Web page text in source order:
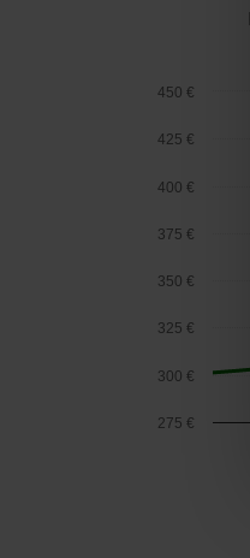
275 €
300 €
325 €
350 €
375 €
400 €
425 €
450 €